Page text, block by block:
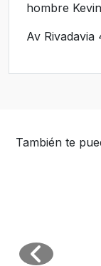
hombre
Av
También te